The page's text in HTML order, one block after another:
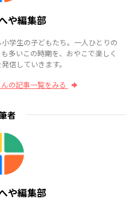
や編集部
学生の子どもたち。一人ひとりの
多いこの時期を、おやこで楽しく
信していきます。
の記事一覧をみる
者
や編集部